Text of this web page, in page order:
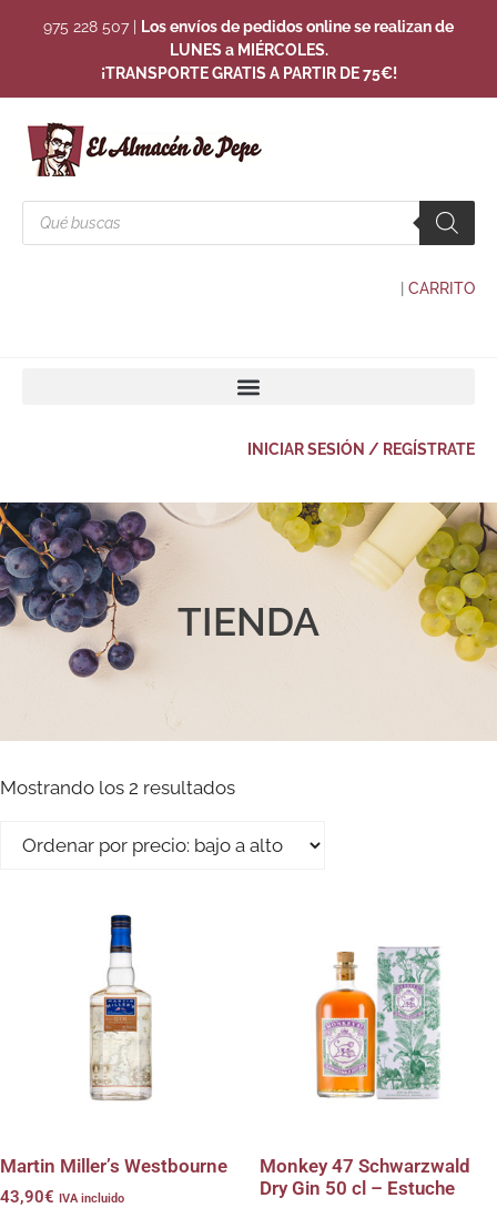
975 228 507
Los envíos de pedidos online se realizan de
LUNES a MIÉRCOLES.
¡TRANSPORTE GRATIS A PARTIR DE 75€!
CARRITO
INICIAR SESIÓN / REGÍSTRATE
TIENDA
Mostrando los 2 resultados
Martin Miller’s Westbourne
43,90€ IVA incluido
Monkey 47 Schwarzwald
Dry Gin 50 cl – Estuche